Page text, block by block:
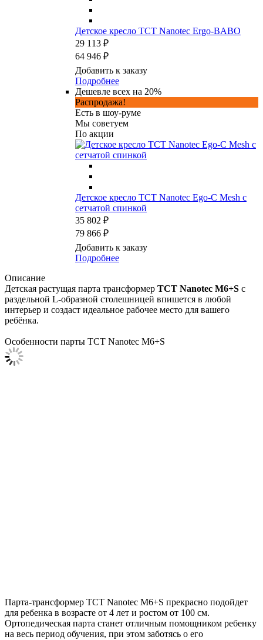
Детское кресло TCT Nanotec Ergo-BABO
29 113 ₽
64 946 ₽
Добавить к заказу
Подробнее
Дешевле всех на 20%
Распродажа!
Есть в шоу-руме
Мы советуем
По акции
Детское кресло TCT Nanotec Ego-C Mesh с
сетчатой спинкой
35 802 ₽
79 866 ₽
Добавить к заказу
Подробнее
Описание
Детская растущая парта трансформер TCT Nanotec М6+S с
раздельной L-образной столешницей впишется в любой
интерьер и создаст идеальное рабочее место для вашего
ребёнка.
Особенности парты TCT Nanotec М6+S
Парта-трансформер TCT Nanotec M6+S прекрасно подойдет
для ребенка в возрасте от 4 лет и ростом от 100 см.
Ортопедическая парта станет отличным помощником ребенку
на весь период обучения, при этом заботясь о его